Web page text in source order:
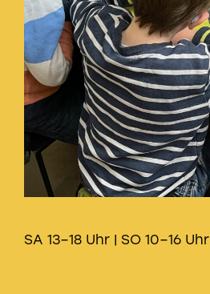
SA 13–18 Uhr | SO 10–16 Uhr